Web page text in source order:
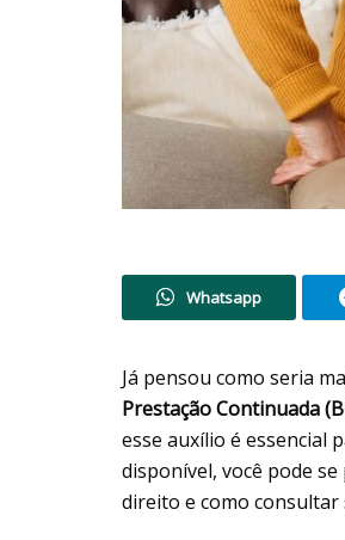
Whatsapp
Já pensou como seria
Prestação Continuada
esse auxílio é essencial
disponível, você pode
direito e como